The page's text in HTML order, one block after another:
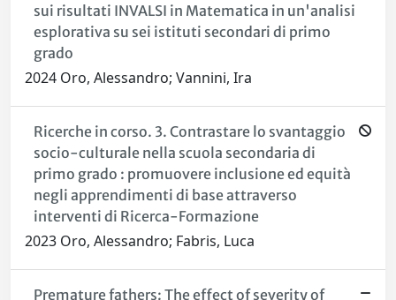
sui risultati INVALSI in Matematica in un'analisi
esplorativa su sei istituti secondari di primo
grado
2024 Oro, Alessandro; Vannini, Ira
Ricerche in corso. 3. Contrastare lo svantaggio
socio-culturale nella scuola secondaria di
primo grado : promuovere inclusione ed equità
negli apprendimenti di base attraverso
interventi di Ricerca-Formazione
2023 Oro, Alessandro; Fabris, Luca
Premature fathers: The effect of severity of